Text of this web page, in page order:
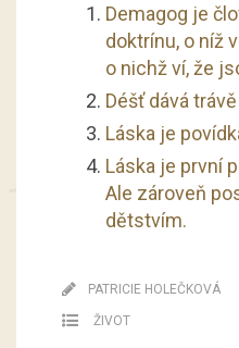
Demagog je
doktrínu, o níž
o nichž ví, že
Déšť dává
Láska je
Láska je první
Ale zároveň
dětstvím.
PATRICIE HOLEČKOVÁ
ŽIVOT